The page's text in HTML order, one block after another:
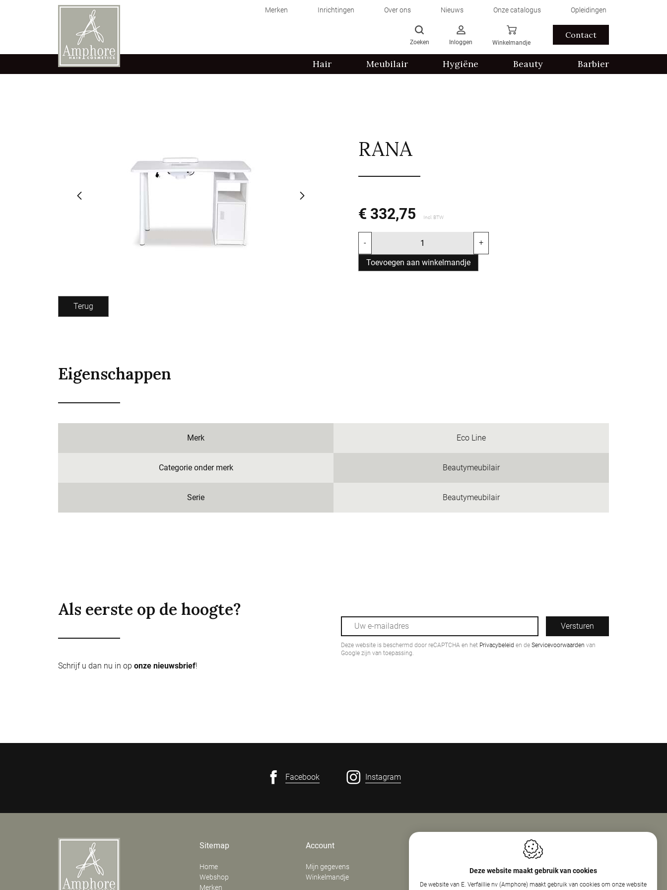
Merken Inrichtingen Over ons Nieuws Onze catalogus Opleidingen
Zoeken Inloggen Winkelmandje
Contact
Hair Meubilair Hygiëne Beauty Barbier
RANA
€ 332,75 Incl. BTW
- +
Toevoegen aan winkelmandje
Terug
Eigenschappen
Merk Eco Line
Categorie onder merk Beautymeubilair
Serie Beautymeubilair
Als eerste op de hoogte?
Schrijf u dan nu in op onze nieuwsbrief!
Versturen
Deze website is beschermd door reCAPTCHA en het Privacybeleid en de Servicevoorwaarden van
Google zijn van toepassing.
Facebook Instagram
Sitemap
Home
Webshop
Merken
Account
Mijn gegevens
Winkelmandje
E. Verfaillie Nv (Amphore)
8800 Roeselare
Openingsuren
Maandag
08:00 - 18:00
Dinsdag
13:30 - 17:30
Deze website maakt gebruik van cookies
De website van E. Verfaillie nv (Amphore) maakt gebruik van cookies om onze website